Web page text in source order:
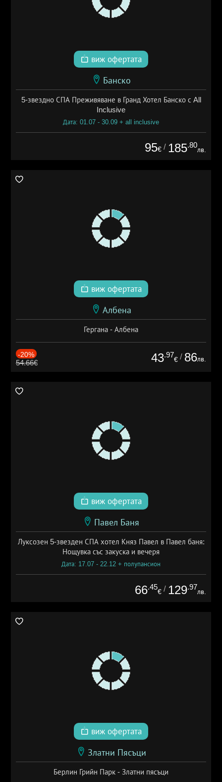
виж офертата
Банско
5-звездно СПА Преживяване в Гранд Хотел Банско с All
Inclusive
Дата: 01.07 - 30.09 + all inclusive
95€ / 185.80
лв.
виж офертата
Албена
Гергана - Албена
-20%
54.66€ 43.97
€ / 86лв.
виж офертата
Павел Баня
Луксозен 5-звезден СПА хотел Княз Павел в Павел баня:
Нощувка със закуска и вечеря
Дата: 17.07 - 22.12 + полупансион
66.45
€ / 129.97
лв.
виж офертата
Златни Пясъци
Берлин Грийн Парк - Златни пясъци